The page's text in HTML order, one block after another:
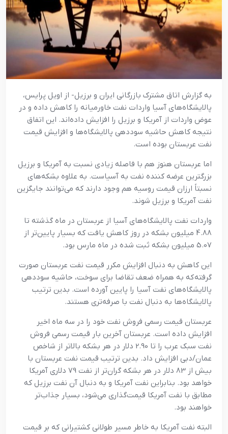
به گزارش اتاق مشترک بازرگانی ایران و برزیل- از اویل پرایس،
پالایشگاه‌های آسیا واردات نفت خاورمیانه را کاهش داده و در
عوض واردات از آمریکا و برزیل را افزایش داده‌اند. این اتفاق
نتیجه کاهش حاشیه سوددهی پالایشگاه‌ها و افزایش قیمت
نفت عربستان بوده است.
اما عربستان هنوز هم با فاصله زیادی نسبت به آمریکا و برزیل
بزرگترین عرضه کننده نفت به آسیاست. به علاوه بشکه‌های
نسبتاً ارزان قیمت روسیه هم وجود دارند که می‌توانند جایگزین
نفت آمریکا و برزیل شوند.
واردات نفت پالایشگاه‌های آسیا از عربستان در ماه گذشته تا
4.88 میلیون بشکه در روز کاهش یافت که بسیار پایین‌تر از
5.07 میلیون بشکه ثبت شده در ماه مارس بود.
این کاهش به دنبال افزایش مکرر قیمت نفت عربستان صورت
گرفته که به همراه ضعف تقاضا برای سوخت، حاشیه سوددهی
پالایشگاه‌های نفت آسیا را پایین آورده است. بدین ترتیب
پالایشگاه‌ها به دنبال نفت با صرفه‌تری هستند.
عربستان قیمت رسمی فروش نفت خود را در سه ماه اخیر
افزایش داده است. عربستان آخرین بار قیمت رسمی فروش
نفت سبک عرب را تا 2.90 دلار در هر بشکه بالاتر از شاخص
عمان/دبی افزایش داد. بدین ترتیب قیمت نفت عربستان با
بیش از 83 دلار در هر بشکه گران‌تر از نفت 79 دلاری آمریکا
خواهد بود. بنابراین نفت آمریکا و به دنبال آن نفت برزیل که
مطابق با نفت آمریکا قیمت‌گذاری می‌شود، بسیار جذاب‌تر
خواهند بود.
البته نفت آمریکا به خاطر مسیر طولانی کشتیرانی که بر قیمت